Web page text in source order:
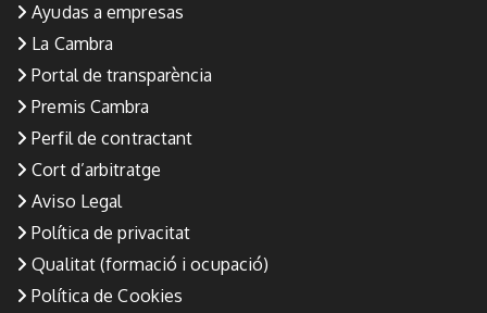
Ayudas a empresas
La Cambra
Portal de transparència
Premis Cambra
Perfil de contractant
Cort d’arbitratge
Aviso Legal
Política de privacitat
Qualitat (formació i ocupació)
Política de Cookies